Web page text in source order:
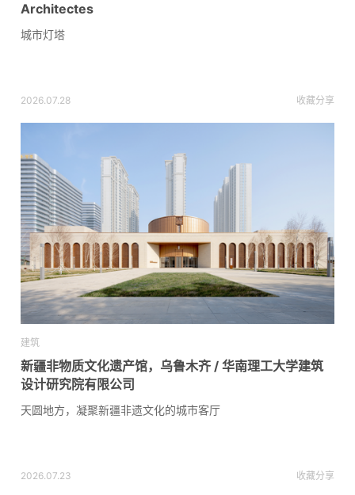
Architectes
城市灯塔
2026.07.28 收藏分享
建筑
新疆非物质文化遗产馆，乌鲁木齐 / 华南理工大学建筑
设计研究院有限公司
天圆地方，凝聚新疆非遗文化的城市客厅
2026.07.23 收藏分享